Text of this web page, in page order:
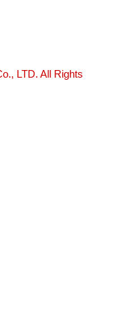
LTD. All Rights